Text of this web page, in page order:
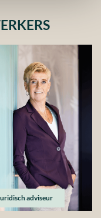
adviseur